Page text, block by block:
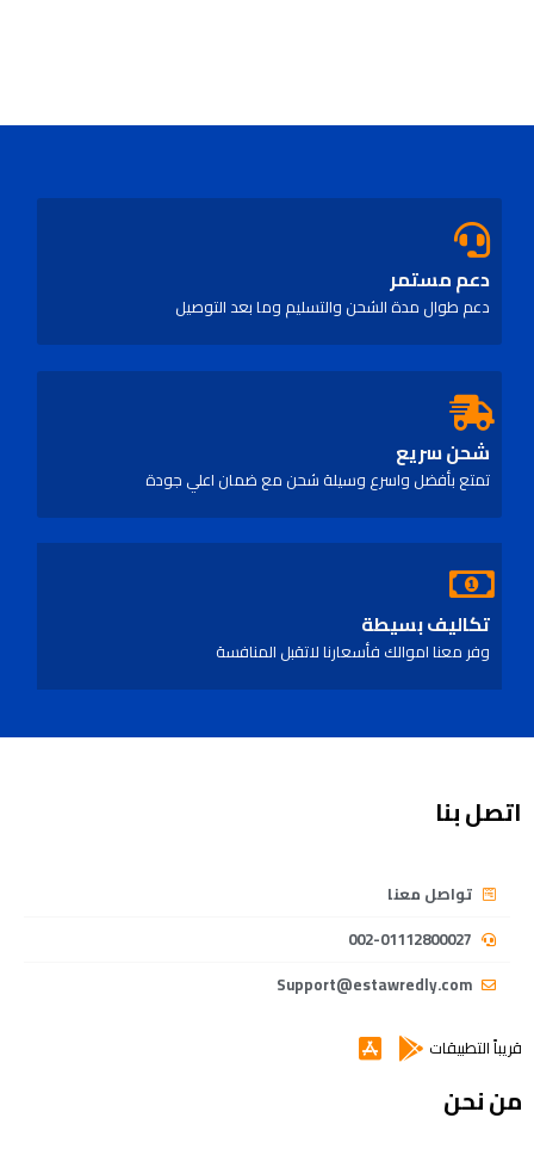
دعم مستمر
دعم طوال مدة الشحن والتسليم وما بعد التوصيل
شحن سريع
تمتع بأفضل واسرع وسيلة شحن مع ضمان اعلي جودة
تكاليف بسيطة
وفر معنا اموالك فأسعارنا لاتقبل المنافسة
اتصل بنا
تواصل معنا
002-01112800027
Support@estawredly.com
قريباً التطبيقات
من نحن